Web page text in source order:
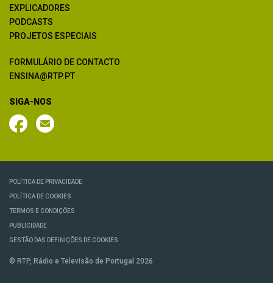
EXPLICADORES
PODCASTS
PROJETOS ESPECIAIS
FORMULÁRIO DE CONTACTO
ENSINA@RTP.PT
SIGA-NOS
POLÍTICA DE PRIVACIDADE
POLÍTICA DE COOKIES
TERMOS E CONDIÇÕES
PUBLICIDADE
GESTÃO DAS DEFINIÇÕES DE COOKIES
© RTP, Rádio e Televisão de Portugal 2026